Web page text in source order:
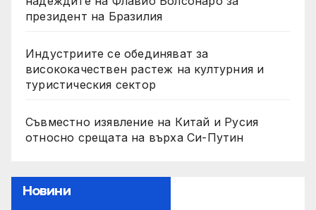
президент на Бразилия
Индустриите се обединяват за
висококачествен растеж на културния и
туристическия сектор
Съвместно изявление на Китай и Русия
относно срещата на върха Си-Путин
Новини